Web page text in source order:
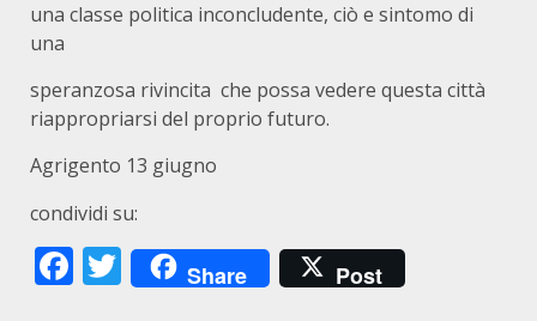
una classe politica inconcludente, ciò e sintomo di
una
speranzosa rivincita che possa vedere questa città
riappropriarsi del proprio futuro.
Agrigento 13 giugno
condividi su:
Facebook
Twitter
Share Post